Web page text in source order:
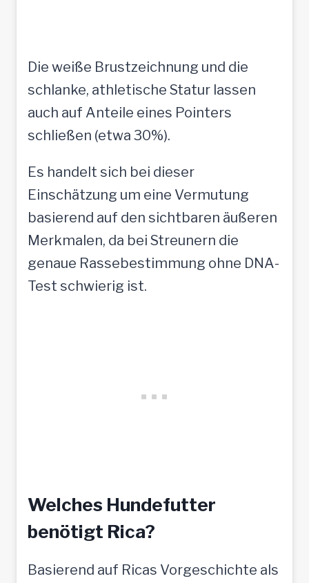
Die weiße Brustzeichnung und die
schlanke, athletische Statur lassen
auch auf Anteile eines Pointers
schließen (etwa 30%).
Es handelt sich bei dieser
Einschätzung um eine Vermutung
basierend auf den sichtbaren äußeren
Merkmalen, da bei Streunern die
genaue Rassebestimmung ohne DNA-
Test schwierig ist.
Welches Hundefutter
benötigt Rica?
Basierend auf Ricas Vorgeschichte als